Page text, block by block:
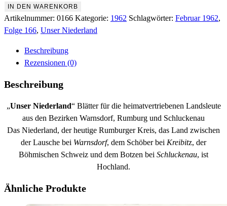
166
Februar
1962
IN DEN WARENKORB
Artikelnummer: 0166 Kategorie: 1962 Schlagwörter: Februar 1962,
Folge 166, Unser Niederland
Beschreibung
Rezensionen (0)
Beschreibung
„Unser Niederland“ Blätter für die heimatvertriebenen Landsleute
aus den Bezirken Warnsdorf, Rumburg und Schluckenau
Das Niederland, der heutige Rumburger Kreis, das Land zwischen
der Lausche bei Warnsdorf, dem Schöber bei Kreibitz, der
Böhmischen Schweiz und dem Botzen bei Schluckenau, ist
Hochland.
Ähnliche Produkte